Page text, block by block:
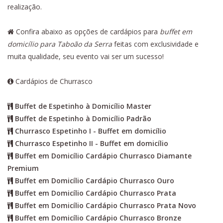
realização.
Confira abaixo as opções de cardápios para buffet em
domicílio para Taboão da Serra feitas com exclusividade e
muita qualidade, seu evento vai ser um sucesso!
Cardápios de Churrasco
Buffet de Espetinho à Domicílio Master
Buffet de Espetinho à Domicílio Padrão
Churrasco Espetinho I - Buffet em domicílio
Churrasco Espetinho II - Buffet em domicílio
Buffet em Domicílio Cardápio Churrasco Diamante
Premium
Buffet em Domicílio Cardápio Churrasco Ouro
Buffet em Domicílio Cardápio Churrasco Prata
Buffet em Domicílio Cardápio Churrasco Prata Novo
Buffet em Domicílio Cardápio Churrasco Bronze